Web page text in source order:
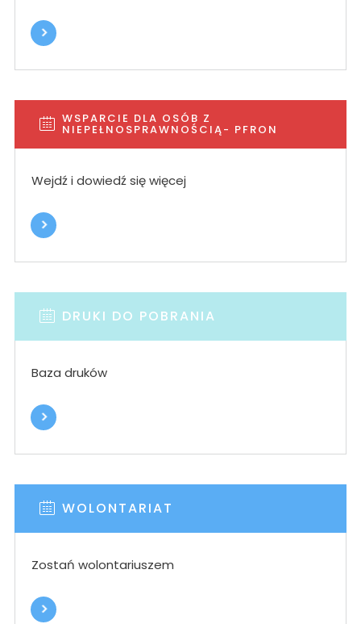
WSPARCIE DLA OSÓB Z
NIEPEŁNOSPRAWNOŚCIĄ- PFRON
Wejdź i dowiedź się więcej
DRUKI DO POBRANIA
Baza druków
WOLONTARIAT
Zostań wolontariuszem